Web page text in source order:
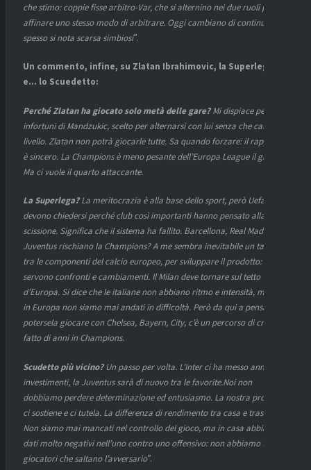
che stimo: coppie fisse arbitro-Var, che si alternino nei due ruoli per
affinare uno stesso modo di arbitrare. Oggi cambiano di continuo:
spesso si nota scarsa simbiosi”.
Un commento, infine, su Zlatan Ibrahimovic, la Superlega
e… lo Scuedetto:
Perché Zlatan ha giocato solo metà delle gare?Mi dispiace per gli
infortuni di Mandzukic, scelto per alternarsi con lui senza che calasse il
livello. Zlatan non potrà giocarle tutte. Sa quando forzare: il rapporto
è sincero. La Champions è meno pesante dell’Europa League il giovedì.
Ma ci vuole il quarto attaccante.
La Superlega?La meritocrazia è alla base dello sport, però Uefa e Fifa
devono chiedersi perché club così importanti hanno pensato alla
scissione. Significa che il sistema ha fallito. Barcellona, Real Madrid e
Juventus rischiano la Champions? A me sembra inevitabile un tavolo
tra le componenti del calcio europeo, per sviluppare il prodotto:
servono confronti e cambiamenti. Il Milan deve tornare sul tetto
d’Europa. Si dice che le italiane non abbiano ritmo e intensità, ma noi
in Europa non siamo mai andati in difficoltà. Però da qui a pensare di
potersela giocare con Chelsea, Bayern, City, c’è un percorso di crescita,
fatto di anni in Champions.
Scudetto più vicino?Un passo per volta. L’Inter ci ha messo anni e
investimenti, la Juventus sarà di nuovo tra le favorite.Noi non
dobbiamo perdere determinazione ed entusiasmo. La nostra proprietà
ci sostiene e ci tutela. La differenza di rendimento tra casa e trasferta?
Non siamo mai mancati nel controllo del gioco, ma in casa abbiamo
dati molto negativi nell’uno contro uno offensivo: non abbiamo tanti
giocatori che saltano l’avversario”.